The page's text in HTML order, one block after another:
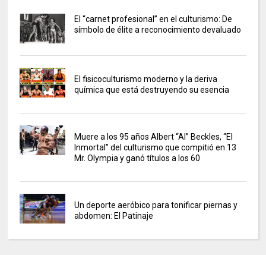
El “carnet profesional” en el culturismo: De
símbolo de élite a reconocimiento devaluado
El fisicoculturismo moderno y la deriva
química que está destruyendo su esencia
Muere a los 95 años Albert “Al” Beckles, “El
Inmortal” del culturismo que compitió en 13
Mr. Olympia y ganó títulos a los 60
Un deporte aeróbico para tonificar piernas y
abdomen: El Patinaje